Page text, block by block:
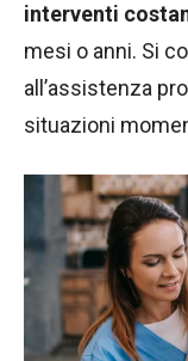
interventi
mesi o anni. Si
all’assistenza
situazioni